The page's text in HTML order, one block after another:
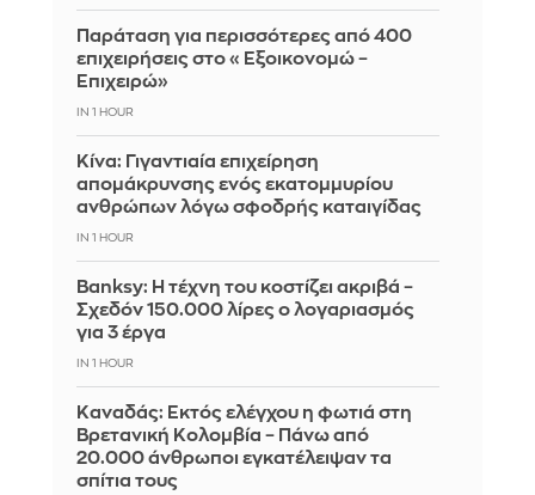
Παράταση για περισσότερες από 400
επιχειρήσεις στο «Εξοικονομώ –
Επιχειρώ»
IN 1 HOUR
Κίνα: Γιγαντιαία επιχείρηση
απομάκρυνσης ενός εκατομμυρίου
ανθρώπων λόγω σφοδρής καταιγίδας
IN 1 HOUR
Banksy: Η τέχνη του κοστίζει ακριβά –
Σχεδόν 150.000 λίρες ο λογαριασμός
για 3 έργα
IN 1 HOUR
Καναδάς: Εκτός ελέγχου η φωτιά στη
Βρετανική Κολομβία – Πάνω από
20.000 άνθρωποι εγκατέλειψαν τα
σπίτια τους